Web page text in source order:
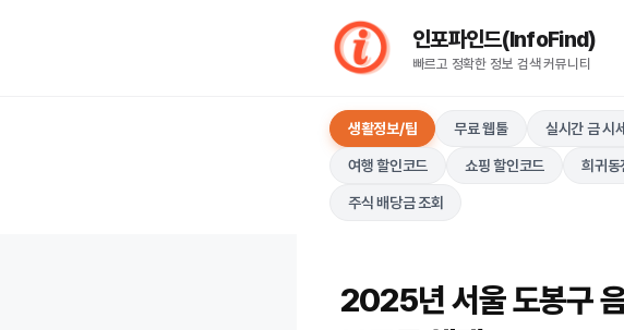
인포파인드(InfoFind)​​​​
빠르고 정확한 정보 검색 커뮤니티
생활정보/팁 무료 웹툴 실시간 금 시세
여행 할인코드 쇼핑 할인코드 희귀동
주식 배당금 조회
2025년 서울 도봉구